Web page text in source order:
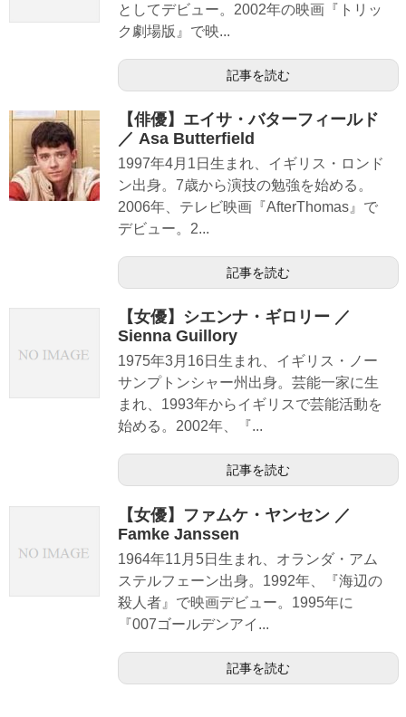
としてデビュー。2002年の映画『トリッ
ク劇場版』で映...
記事を読む
【俳優】エイサ・バターフィールド
／ Asa Butterfield
1997年4月1日生まれ、イギリス・ロンド
ン出身。7歳から演技の勉強を始める。
2006年、テレビ映画『AfterThomas』で
デビュー。2...
記事を読む
【女優】シエンナ・ギロリー ／
Sienna Guillory
1975年3月16日生まれ、イギリス・ノー
サンプトンシャー州出身。芸能一家に生
まれ、1993年からイギリスで芸能活動を
始める。2002年、『...
記事を読む
【女優】ファムケ・ヤンセン ／
Famke Janssen
1964年11月5日生まれ、オランダ・アム
ステルフェーン出身。1992年、『海辺の
殺人者』で映画デビュー。1995年に
『007ゴールデンアイ...
記事を読む